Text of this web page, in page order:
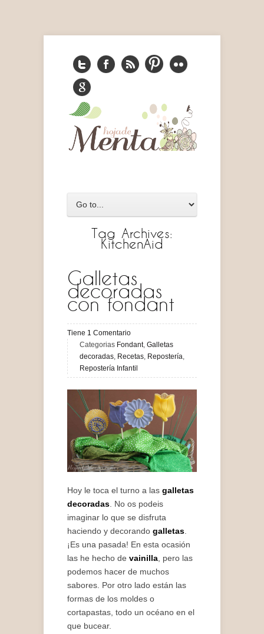
Tag Archives:
KitchenAid
Galletas
decoradas
con fondant
Tiene 1 Comentario
Categorias Fondant, Galletas
decoradas, Recetas, Repostería,
Repostería Infantil
Hoy le toca el turno a las galletas
decoradas. No os podeis
imaginar lo que se disfruta
haciendo y decorando galletas.
¡Es una pasada! En esta ocasión
las he hecho de vainilla, pero las
podemos hacer de muchos
sabores. Por otro lado están las
formas de los moldes o
cortapastas, todo un océano en el
que bucear.